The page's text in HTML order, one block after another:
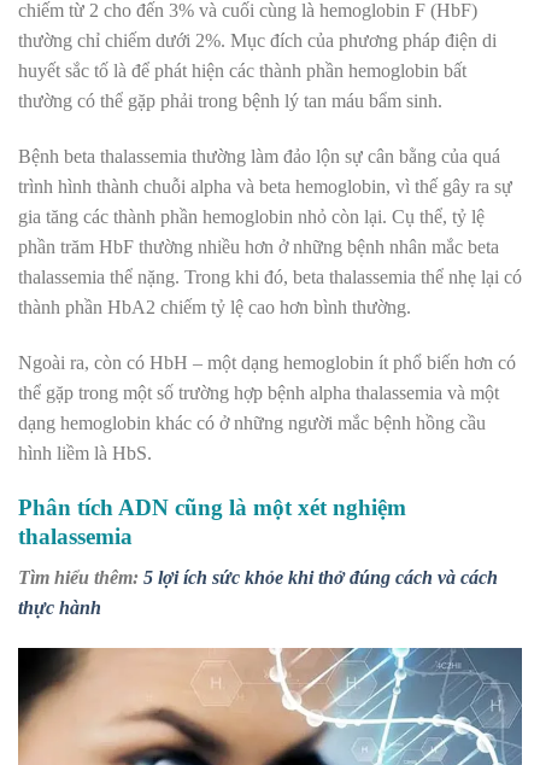
chiếm từ 2 cho đến 3% và cuối cùng là hemoglobin F (HbF)
thường chỉ chiếm dưới 2%. Mục đích của phương pháp điện di
huyết sắc tố là để phát hiện các thành phần hemoglobin bất
thường có thể gặp phải trong bệnh lý tan máu bẩm sinh.
Bệnh beta thalassemia thường làm đảo lộn sự cân bằng của quá
trình hình thành chuỗi alpha và beta hemoglobin, vì thế gây ra sự
gia tăng các thành phần hemoglobin nhỏ còn lại. Cụ thể, tỷ lệ
phần trăm HbF thường nhiều hơn ở những bệnh nhân mắc beta
thalassemia thể nặng. Trong khi đó, beta thalassemia thể nhẹ lại có
thành phần HbA2 chiếm tỷ lệ cao hơn bình thường.
Ngoài ra, còn có HbH – một dạng hemoglobin ít phổ biến hơn có
thể gặp trong một số trường hợp bệnh alpha thalassemia và một
dạng hemoglobin khác có ở những người mắc bệnh hồng cầu
hình liềm là HbS.
Phân tích ADN cũng là một xét nghiệm
thalassemia
Tìm hiểu thêm: 5 lợi ích sức khỏe khi thở đúng cách và cách
thực hành